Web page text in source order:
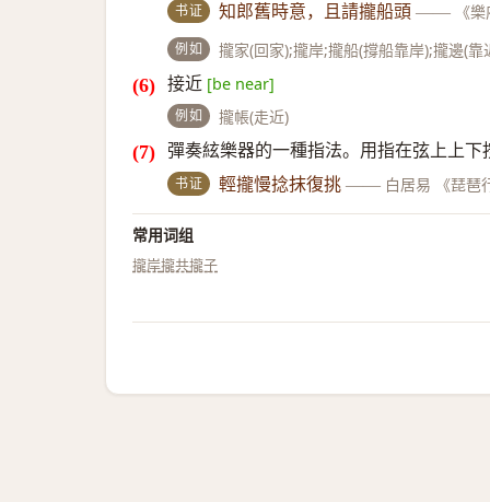
书证 知郎舊時意，且請攏船頭 —— 《
例如 攏家(回家);攏岸;攏船(撐船靠岸);攏邊(靠
接近 [be near]
例如 攏帳(走近)
彈奏絃樂器的一種指法。用指在弦上上
书证 輕攏慢捻抹復挑 —— 白居易 《琵琶
常用词组
攏岸攏共攏子